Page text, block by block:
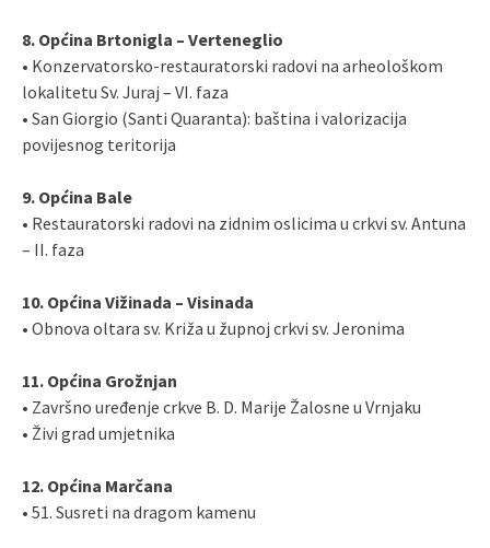
8. Općina Brtonigla – Verteneglio
• Konzervatorsko-restauratorski radovi na arheološkom
lokalitetu Sv. Juraj – VI. faza
• San Giorgio (Santi Quaranta): baština i valorizacija
povijesnog teritorija
9. Općina Bale
• Restauratorski radovi na zidnim oslicima u crkvi sv. Antuna
– II. faza
10. Općina Vižinada – Visinada
• Obnova oltara sv. Križa u župnoj crkvi sv. Jeronima
11. Općina Grožnjan
• Završno uređenje crkve B. D. Marije Žalosne u Vrnjaku
• Živi grad umjetnika
12. Općina Marčana
• 51. Susreti na dragom kamenu